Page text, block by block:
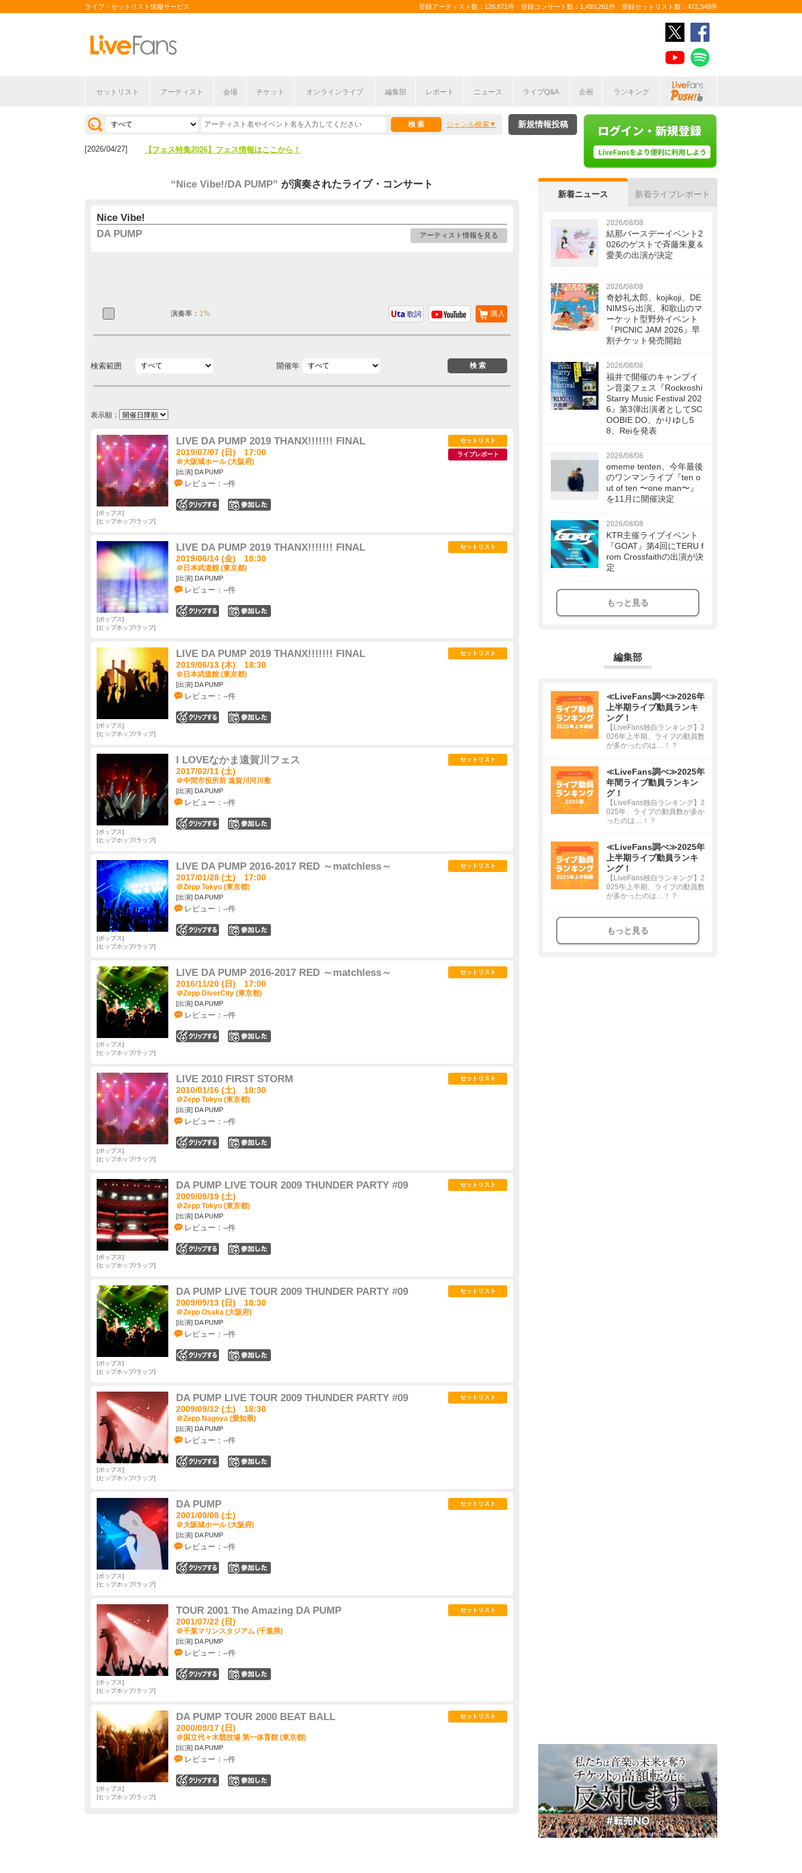
ライブ・セットリスト情報サービス 登録アーティスト数：126,671件 登録コンサート数：1,493,261件 登録セットリスト数：472,348件
セットリスト アーティスト 会場 チケット オンラインライブ 編集部 レポート ニュース ライブQ&A 企画 ランキング
ジャンル検索
[2026/07/28] 【ライブ動員ランキング】2026年上半期編発表！
[2026/04/27] 【フェス特集2026】フェス情報はここから！
新規情報投稿
“Nice Vibe!/DA PUMP” が演奏されたライブ・コンサート
Nice Vibe!
DA PUMP
アーティスト情報を見る
演奏率： 1% 購入
歌詞
検索範囲 開催年
表示順：
LIVE DA PUMP 2019 THANX!!!!!!! FINAL
2019/07/07 (日) 17:00
＠大阪城ホール (大阪府)
[出演] DA PUMP
レビュー：--件
セットリスト
ライブレポート
ポップス
ヒップホップ/ラップ
LIVE DA PUMP 2019 THANX!!!!!!! FINAL
2019/06/14 (金) 18:30
＠日本武道館 (東京都)
[出演] DA PUMP
レビュー：--件
セットリスト
ポップス
ヒップホップ/ラップ
LIVE DA PUMP 2019 THANX!!!!!!! FINAL
2019/06/13 (木) 18:30
＠日本武道館 (東京都)
[出演] DA PUMP
レビュー：--件
セットリスト
ポップス
ヒップホップ/ラップ
I LOVEなかま遠賀川フェス
2017/02/11 (土)
＠中間市役所前 遠賀川河川敷
[出演] DA PUMP
レビュー：--件
セットリスト
ポップス
ヒップホップ/ラップ
LIVE DA PUMP 2016-2017 RED ～matchless～
2017/01/28 (土) 17:00
＠Zepp Tokyo (東京都)
[出演] DA PUMP
レビュー：--件
セットリスト
ポップス
ヒップホップ/ラップ
LIVE DA PUMP 2016-2017 RED ～matchless～
2016/11/20 (日) 17:00
＠Zepp DiverCity (東京都)
[出演] DA PUMP
レビュー：--件
セットリスト
ポップス
ヒップホップ/ラップ
LIVE 2010 FIRST STORM
2010/01/16 (土) 18:30
＠Zepp Tokyo (東京都)
[出演] DA PUMP
レビュー：--件
セットリスト
ポップス
ヒップホップ/ラップ
DA PUMP LIVE TOUR 2009 THUNDER PARTY #09
2009/09/19 (土)
＠Zepp Tokyo (東京都)
[出演] DA PUMP
レビュー：--件
セットリスト
ポップス
ヒップホップ/ラップ
DA PUMP LIVE TOUR 2009 THUNDER PARTY #09
2009/09/13 (日) 18:30
＠Zepp Osaka (大阪府)
[出演] DA PUMP
レビュー：--件
セットリスト
ポップス
ヒップホップ/ラップ
DA PUMP LIVE TOUR 2009 THUNDER PARTY #09
2009/09/12 (土) 18:30
＠Zepp Nagoya (愛知県)
[出演] DA PUMP
レビュー：--件
セットリスト
ポップス
ヒップホップ/ラップ
DA PUMP
2001/09/08 (土)
＠大阪城ホール (大阪府)
[出演] DA PUMP
レビュー：--件
セットリスト
ポップス
ヒップホップ/ラップ
TOUR 2001 The Amazing DA PUMP
2001/07/22 (日)
＠千葉マリンスタジアム (千葉県)
[出演] DA PUMP
レビュー：--件
セットリスト
ポップス
ヒップホップ/ラップ
DA PUMP TOUR 2000 BEAT BALL
2000/09/17 (日)
＠国立代々木競技場 第一体育館 (東京都)
[出演] DA PUMP
レビュー：--件
セットリスト
ポップス
ヒップホップ/ラップ
新着ニュース 新着ライブレポート
2026/08/08
結那バースデーイベント2
026のゲストで斉藤朱夏＆
愛美の出演が決定
2026/08/08
奇妙礼太郎、kojikoji、DE
NIMSら出演、和歌山のマ
ーケット型野外イベント
『PICNIC JAM 2026』早
割チケット発売開始
2026/08/08
福井で開催のキャンプイ
ン音楽フェス『Rockroshi
Starry Music Festival 202
6』第3弾出演者としてSC
OOBIE DO、かりゆし5
8、Reiを発表
2026/08/08
omeme tenten、今年最後
のワンマンライブ『ten o
ut of ten 〜one man〜』
を11月に開催決定
2026/08/08
KTR主催ライブイベント
『GOAT』第4回にTERU f
rom Crossfaithの出演が決
定
もっと見る
編集部
≪LiveFans調べ≫2026年
上半期ライブ動員ランキ
ング！
【LiveFans独自ランキング】2
026年上半期、ライブの動員数
が多かったのは…！？
≪LiveFans調べ≫2025年
年間ライブ動員ランキン
グ！
【LiveFans独自ランキング】2
025年、ライブの動員数が多か
ったのは…！？
≪LiveFans調べ≫2025年
上半期ライブ動員ランキ
ング！
【LiveFans独自ランキング】2
025年上半期、ライブの動員数
が多かったのは…！？
もっと見る